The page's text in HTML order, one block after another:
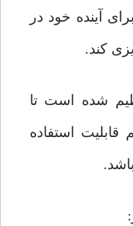
آینده خود در
کند.
شده است تا
استفاده